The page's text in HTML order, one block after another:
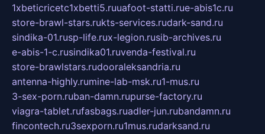
1xbeticricetc1xbetti5.ruuafoot-statti.rue-abis1c.ru
store-brawl-stars.rukts-services.rudark-sand.ru
sindika-01.rusp-life.rux-legion.rusib-archives.ru
e-abis-1-c.rusindika01.ruvenda-festival.ru
store-brawlstars.rudooraleksandria.ru
antenna-highly.rumine-lab-msk.ru1-mus.ru
3-sex-porn.ruban-damn.rupurse-factory.ru
viagra-tablet.rufasbags.ruadler-jun.rubandamn.ru
fincontech.ru3sexporn.ru1mus.rudarksand.ru